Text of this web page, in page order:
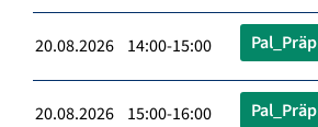
20.08.2026 14:00-15:00 Pal_Präp
20.08.2026 15:00-16:00 Pal_Präp